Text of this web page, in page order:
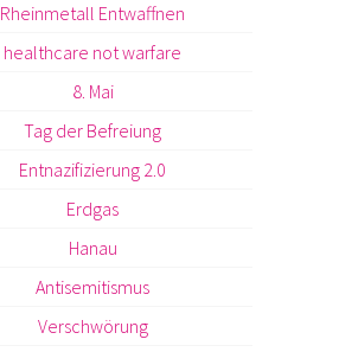
Rheinmetall Entwaffnen
healthcare not warfare
8. Mai
Tag der Befreiung
Entnazifizierung 2.0
Erdgas
Hanau
Antisemitismus
Verschwörung